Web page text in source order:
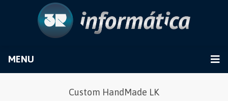
MENU
Custom HandMade LK